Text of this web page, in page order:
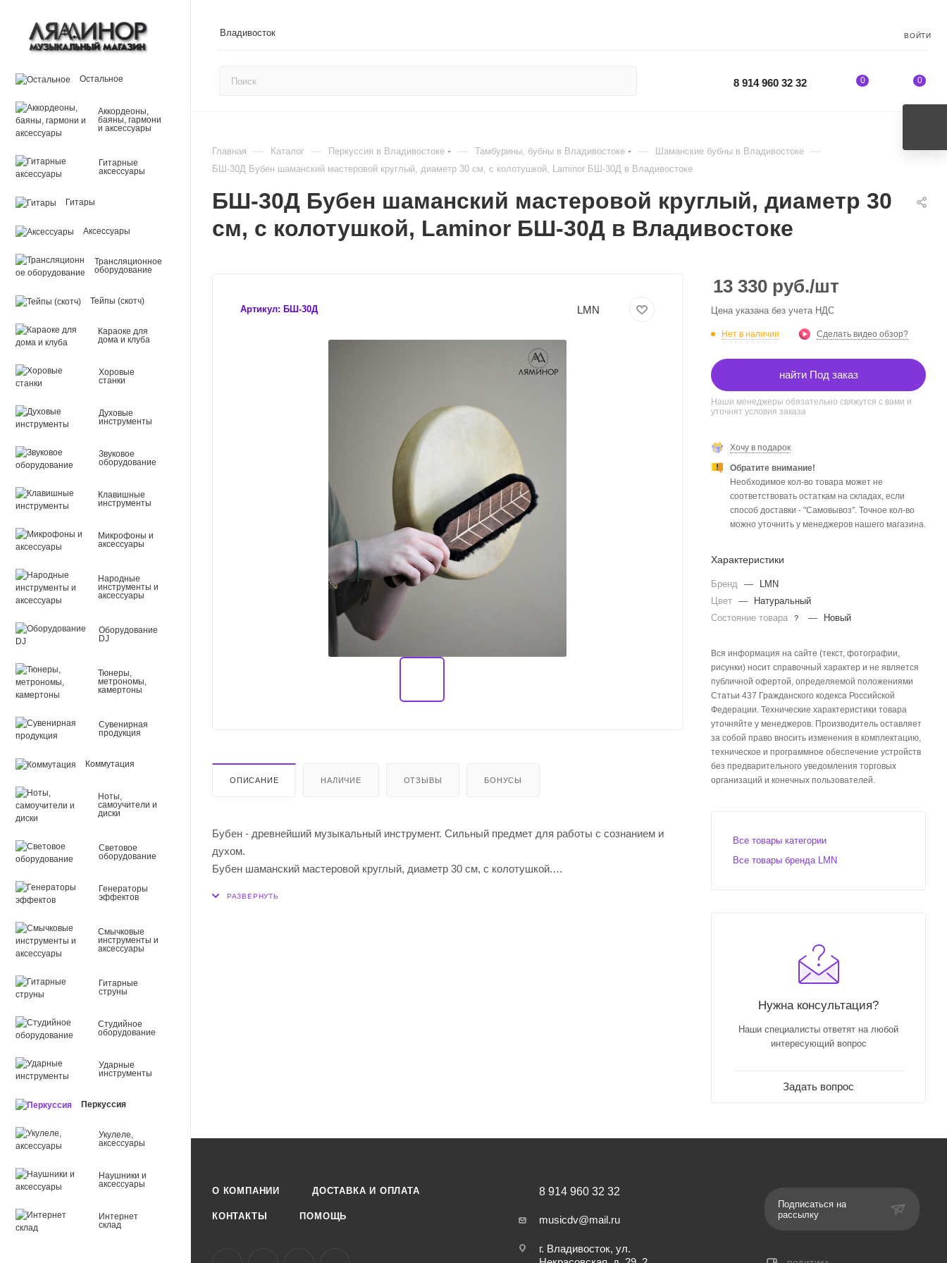
Владивосток ВОЙТИ
8 914 960 32 32 0 0
Остальное
Аккордеоны,
баяны, гармони
и аксессуары
Гитарные
аксессуары
Гитары
Аксессуары
Трансляционное
оборудование
Тейпы (скотч)
Караоке для
дома и клуба
Хоровые
станки
Духовые
инструменты
Звуковое
оборудование
Клавишные
инструменты
Микрофоны и
аксессуары
Народные
инструменты и
аксессуары
Оборудование
DJ
Тюнеры,
метрономы,
камертоны
Сувенирная
продукция
Коммутация
Ноты,
самоучители и
диски
Световое
оборудование
Генераторы
эффектов
Смычковые
инструменты и
аксессуары
Гитарные
струны
Студийное
оборудование
Ударные
инструменты
Перкуссия
Укулеле,
аксессуары
Наушники и
аксессуары
Интернет
склад
Главная — Каталог — Перкуссия в Владивостоке — Тамбурины, бубны в Владивостоке — Шаманские бубны в Владивостоке —
БШ-30Д Бубен шаманский мастеровой круглый, диаметр 30 см, с колотушкой, Laminor БШ-30Д в Владивостоке
БШ-30Д Бубен шаманский мастеровой круглый, диаметр 30
см, с колотушкой, Laminor БШ-30Д в Владивостоке
Артикул: БШ-30Д LMN
ОПИСАНИЕ НАЛИЧИЕ ОТЗЫВЫ БОНУСЫ
Бубен - древнейший музыкальный инструмент. Сильный предмет для работы с сознанием и
духом.
Бубен шаманский мастеровой круглый, диаметр 30 см, с колотушкой.
13 330 руб./шт
Цена указана без учета НДС
Нет в наличии Сделать видео обзор?
найти Под заказ
Наши менеджеры обязательно свяжутся с вами и
уточнят условия заказа
Хочу в подарок
Обратите внимание!
Необходимое кол-во товара может не
соответствовать остаткам на складах, если
способ доставки - "Самовывоз". Точное кол-во
можно уточнить у менеджеров нашего магазина.
Характеристики
Бренд —
LMN
Цвет —
Натуральный
Состояние товара
? — Новый
Вся информация на сайте (текст, фотографии,
рисунки) носит справочный характер и не является
публичной офертой, определяемой положениями
Статьи 437 Гражданского кодекса Российской
Федерации. Технические характеристики товара
уточняйте у менеджеров. Производитель оставляет
за собой право вносить изменения в комплектацию,
техническое и программное обеспечение устройств
без предварительного уведомления торговых
организаций и конечных пользователей.
Все товары категории
Все товары бренда LMN
Нужна консультация?
Наши специалисты ответят на любой
интересующий вопрос
Задать вопрос
О КОМПАНИИ ДОСТАВКА И ОПЛАТА
КОНТАКТЫ ПОМОЩЬ
8 914 960 32 32
musicdv@mail.ru
г. Владивосток, ул.
Подписаться на
рассылку